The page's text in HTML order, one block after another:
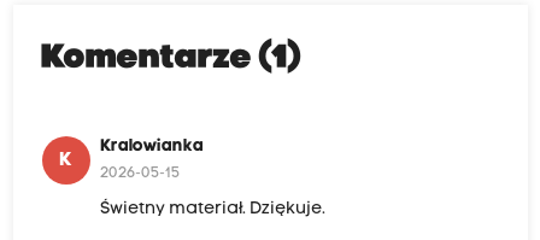
Komentarze (1)
K
Kralowianka
2026-05-15
Świetny materiał. Dziękuje.